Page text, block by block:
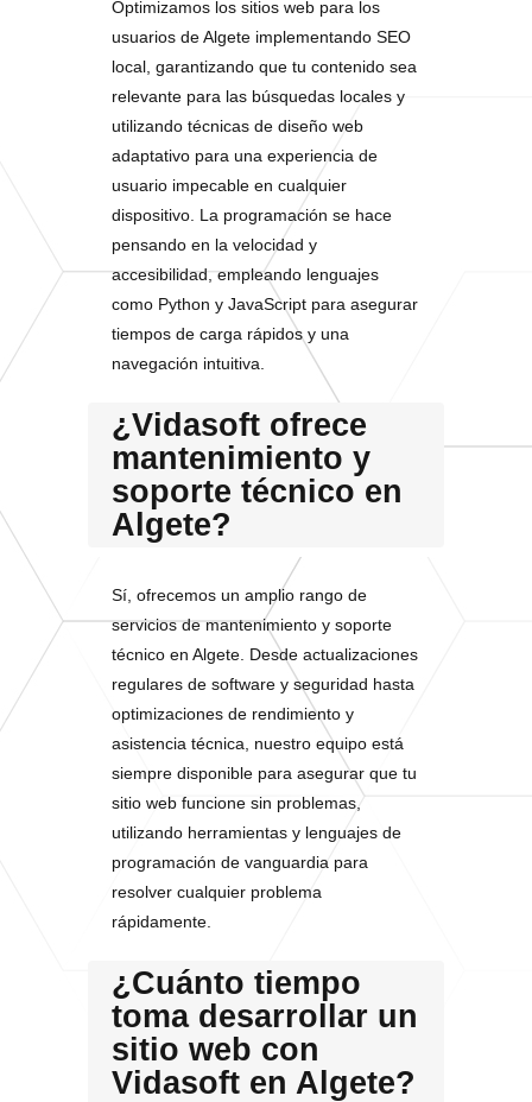
Optimizamos los sitios web para los
usuarios de Algete implementando SEO
local, garantizando que tu contenido sea
relevante para las búsquedas locales y
utilizando técnicas de diseño web
adaptativo para una experiencia de
usuario impecable en cualquier
dispositivo. La programación se hace
pensando en la velocidad y
accesibilidad, empleando lenguajes
como Python y JavaScript para asegurar
tiempos de carga rápidos y una
navegación intuitiva.
¿Vidasoft ofrece
mantenimiento y
soporte técnico en
Algete?
Sí, ofrecemos un amplio rango de
servicios de mantenimiento y soporte
técnico en Algete. Desde actualizaciones
regulares de software y seguridad hasta
optimizaciones de rendimiento y
asistencia técnica, nuestro equipo está
siempre disponible para asegurar que tu
sitio web funcione sin problemas,
utilizando herramientas y lenguajes de
programación de vanguardia para
resolver cualquier problema
rápidamente.
¿Cuánto tiempo
toma desarrollar un
sitio web con
Vidasoft en Algete?